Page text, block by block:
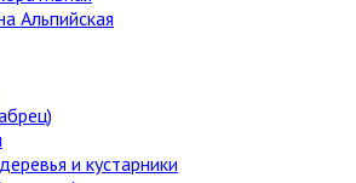
Альпийская
и кустарники